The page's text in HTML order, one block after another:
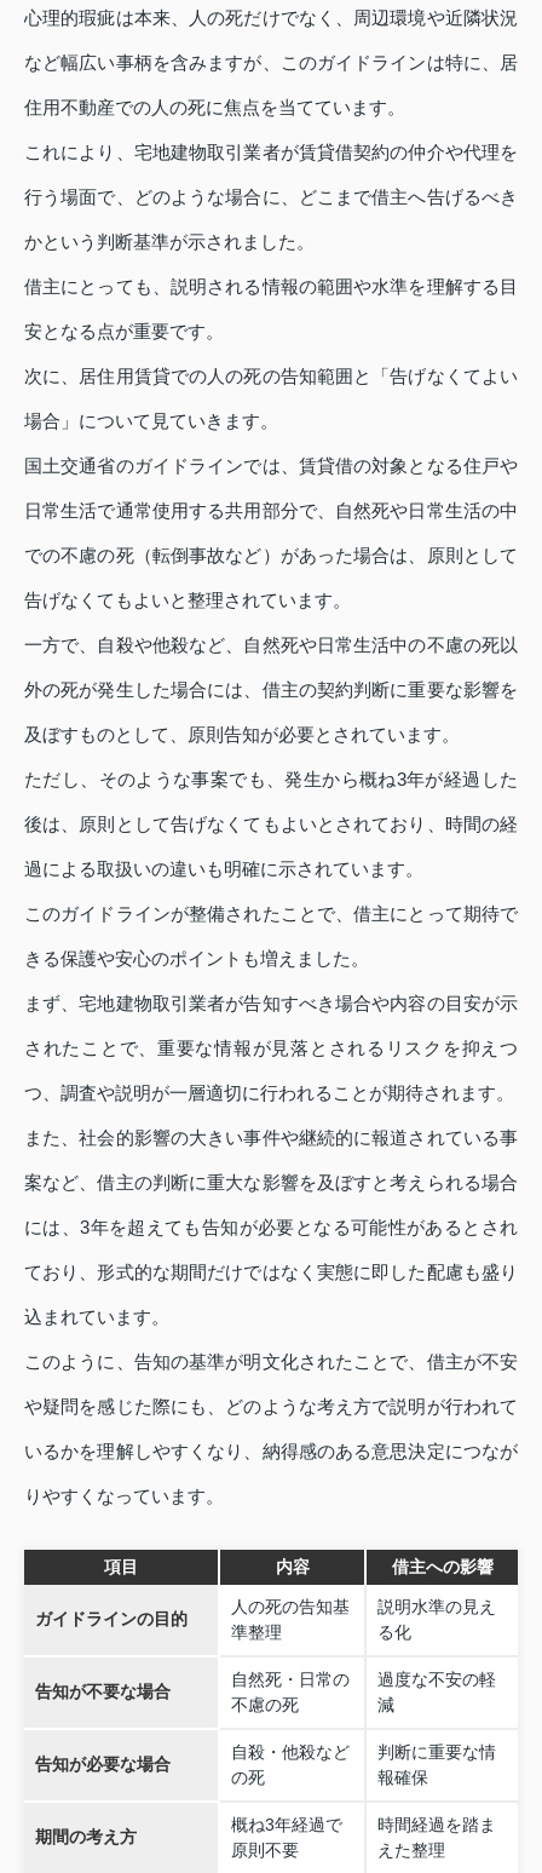
心理的瑕疵は本来、人の死だけでなく、周辺環境や近隣状況
など幅広い事柄を含みますが、このガイドラインは特に、居
住用不動産での人の死に焦点を当てています。
これにより、宅地建物取引業者が賃貸借契約の仲介や代理を
行う場面で、どのような場合に、どこまで借主へ告げるべき
かという判断基準が示されました。
借主にとっても、説明される情報の範囲や水準を理解する目
安となる点が重要です。
次に、居住用賃貸での人の死の告知範囲と「告げなくてよい
場合」について見ていきます。
国土交通省のガイドラインでは、賃貸借の対象となる住戸や
日常生活で通常使用する共用部分で、自然死や日常生活の中
での不慮の死（転倒事故など）があった場合は、原則として
告げなくてもよいと整理されています。
一方で、自殺や他殺など、自然死や日常生活中の不慮の死以
外の死が発生した場合には、借主の契約判断に重要な影響を
及ぼすものとして、原則告知が必要とされています。
ただし、そのような事案でも、発生から概ね3年が経過した
後は、原則として告げなくてもよいとされており、時間の経
過による取扱いの違いも明確に示されています。
このガイドラインが整備されたことで、借主にとって期待で
きる保護や安心のポイントも増えました。
まず、宅地建物取引業者が告知すべき場合や内容の目安が示
されたことで、重要な情報が見落とされるリスクを抑えつ
つ、調査や説明が一層適切に行われることが期待されます。
また、社会的影響の大きい事件や継続的に報道されている事
案など、借主の判断に重大な影響を及ぼすと考えられる場合
には、3年を超えても告知が必要となる可能性があるとされ
ており、形式的な期間だけではなく実態に即した配慮も盛り
込まれています。
このように、告知の基準が明文化されたことで、借主が不安
や疑問を感じた際にも、どのような考え方で説明が行われて
いるかを理解しやすくなり、納得感のある意思決定につなが
りやすくなっています。
項目 内容 借主への影響
ガイドラインの目的
人の死の告知基
準整理
説明水準の見え
る化
告知が不要な場合
自然死・日常の
不慮の死
過度な不安の軽
減
告知が必要な場合
自殺・他殺など
の死
判断に重要な情
報確保
期間の考え方
概ね3年経過で
原則不要
時間経過を踏ま
えた整理